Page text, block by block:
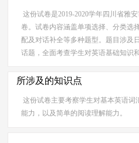
这份试卷是2019-2020学年四川省雅
卷。试卷内容涵盖单项选择、分类选
配及对话补全等多种题型。题目涉及
话题，全面考查学生对英语基础知识
所涉及的知识点
这份试卷主要考察学生对基本英语词
能力，以及简单的阅读理解能力。